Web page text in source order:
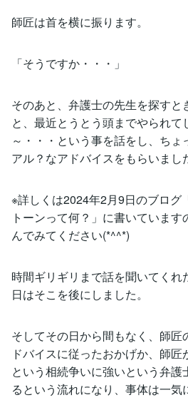
師匠は首を横に振ります。
「そうですか・・・」
そのあと、弁護士の先生を探すと
と、最近とうとう頭までやられて
～・・・という事を話をし、ち
アル？なアドバイスをもらいまし
※詳しくは2024年2月9日のブログ
トーンって何？」に書いていま
んでみてください(*^^*)
時間ギリギリまで話を聞いてく
日はそこを後にしました。
そしてその日から間もなく、師匠
ドバイスに従ったおかげか、師
という相続争いに強いという弁護
るという流れになり、事体は一気